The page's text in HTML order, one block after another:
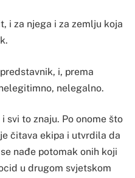
i za njega i za zemlju koja
i, prema
nelegalno.
svi to znaju. Po onome što
čitava ekipa i utvrdila da
nađe potomak onih koji
u drugom svjetskom